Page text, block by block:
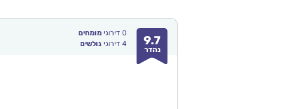
9.7
נהדר
0 דירוגימומחים
4 דירוגיגולשים